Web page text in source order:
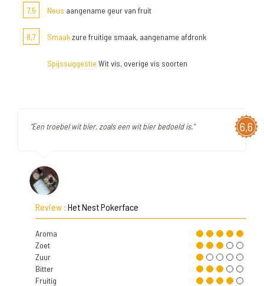
7,5 Neus aangename geur van fruit
8,7 Smaakzure fruitige smaak, aangename afdronk
Spijssuggestie Wit vis, overige vis soorten
6,6
"Een troebel wit bier, zoals een wit bier bedoeld is."
Review : Het Nest Pokerface
Aroma
Zoet
Zuur
Bitter
Fruitig